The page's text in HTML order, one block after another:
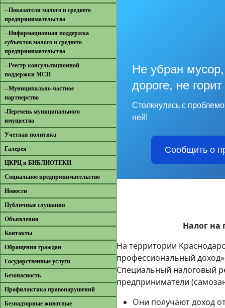
--Показатели малого и среднего
предпринимательства
--Информационная поддержка
субъектов малого и среднего
предпринимательства
--Реестр консультационной
поддержки МСП
--Муниципально-частное
партнерство
-Перечень муниципального
имущества
Учетная политика
Галерея
ЦКРЦ и БИБЛИОТЕКИ
Социальное предпринимательство
Новости
Публичные слушания
Объявления
Контакты
Обращения граждан
Государственные услуги
Безопасность
Профилактика правонарушений
Безнадзорные животные
Не убран
дороге, не
Столкнулись с
ней!
Сообщить о
Налог на
На территории
профессиональный
Специальный налоговый
предприниматели
Они получают доход